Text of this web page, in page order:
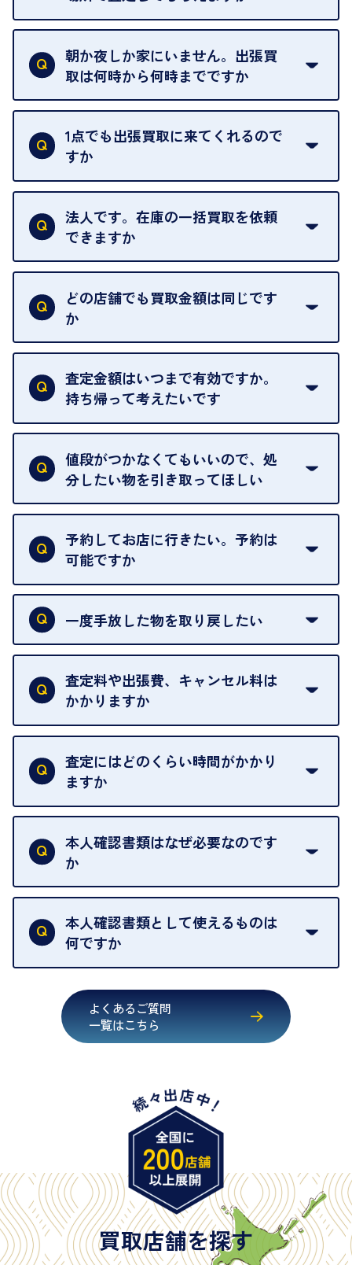
ご自宅以外での査定はお引き受けできません。ご指
定のお店や、ほかのお客様への迷惑となることが考
えられるためです。
朝か夜しか家にいません。出張買
取は何時から何時までですか
ご訪問可能時間は、10時から19時です。
ただし、お品物の種類や量によっては対応させてい
ただくことがあります。
1点でも出張買取に来てくれるので
すか
はい。1点でもお伺いします。
法人です。在庫の一括買取を依頼
できますか
はい。喜んで承ります。出張買取をご利用くださ
い。
ご指定の場所にお伺いします。
どの店舗でも買取金額は同じです
か
はい。全店舗一律です。
ただし、中古市場は日々変動するため、査定した日
によって査定額が変わることはございます。
査定金額はいつまで有効ですか。
持ち帰って考えたいです
査定額は当日限り有効です。
中古市場が日々変動するため、翌日には査定額が変
わることがございます。
値段がつかなくてもいいので、処
分したい物を引き取ってほしい
再販不可能な物は、場合によってはお断りすること
がございます。ご了承ください。
予約してお店に行きたい。予約は
可能ですか
申し訳ありませんが、現在はご来店の予約は承って
おりません。
を整えておりますので、お好きな時にお越しくださ
い。
お急ぎの場合はスタッフに一言お声がけください。
可能な限り、迅速に対応させていただきます。
一度手放した物を取り戻したい
当店は質店ではありませんので、買い取ったお品物
は基本的に販売へと回されます。買い戻しはできま
せんので、ご了承ください。
グオフが可能です。
契約破棄という形で、お品物をお戻しすることがで
きます。
売却当日を含む8日間のうちに、お気軽にお申し出
出張買取のお品物は、8日間保管しております。
査定料や出張費、キャンセル料は
かかりますか
一切いただいておりません。査定金額にご納得いた
だけない場合は、その場でお断りいただいても問題
ございません。お気軽にご相談ください。
査定にはどのくらい時間がかかり
ますか
お品物の内容や点数によって異なりますが、店頭買
取の場合は1点あたり数分程度が目安です。大量の
お品物の場合は、お時間をいただくことがございま
本人確認書類はなぜ必要なのです
か
買取店は古物営業法により、お客様のご本人確認を
行うことが義務付けられています。安心してお取引
いただくためにも、ご協力をお願いいたします。
本人確認書類として使えるものは
何ですか
・健康保険証確認書
・マイナンバーカード
・在留カード
・旧パスポート
※原則として「公的機関が発行し、氏名、住所、生
年月日が記載されているもの
※日本国政府発行のもの
※2020年2月4日以降に申請された新型パスポートに
は「所持人記入欄（住所記載欄）」が存在しないた
め、単体では古物営業法上の本人確認書類として認
よくあるご質問
一覧はこちら
買取店舗を探す